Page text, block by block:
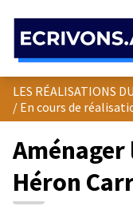
/ En cours de
Héron